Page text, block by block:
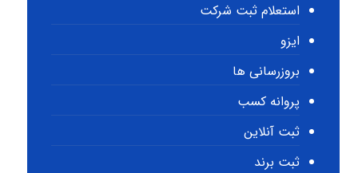
استعلام ثبت شرکت
ایزو
بروزرسانی ها
پروانه کسب
ثبت آنلاین
ثبت برند